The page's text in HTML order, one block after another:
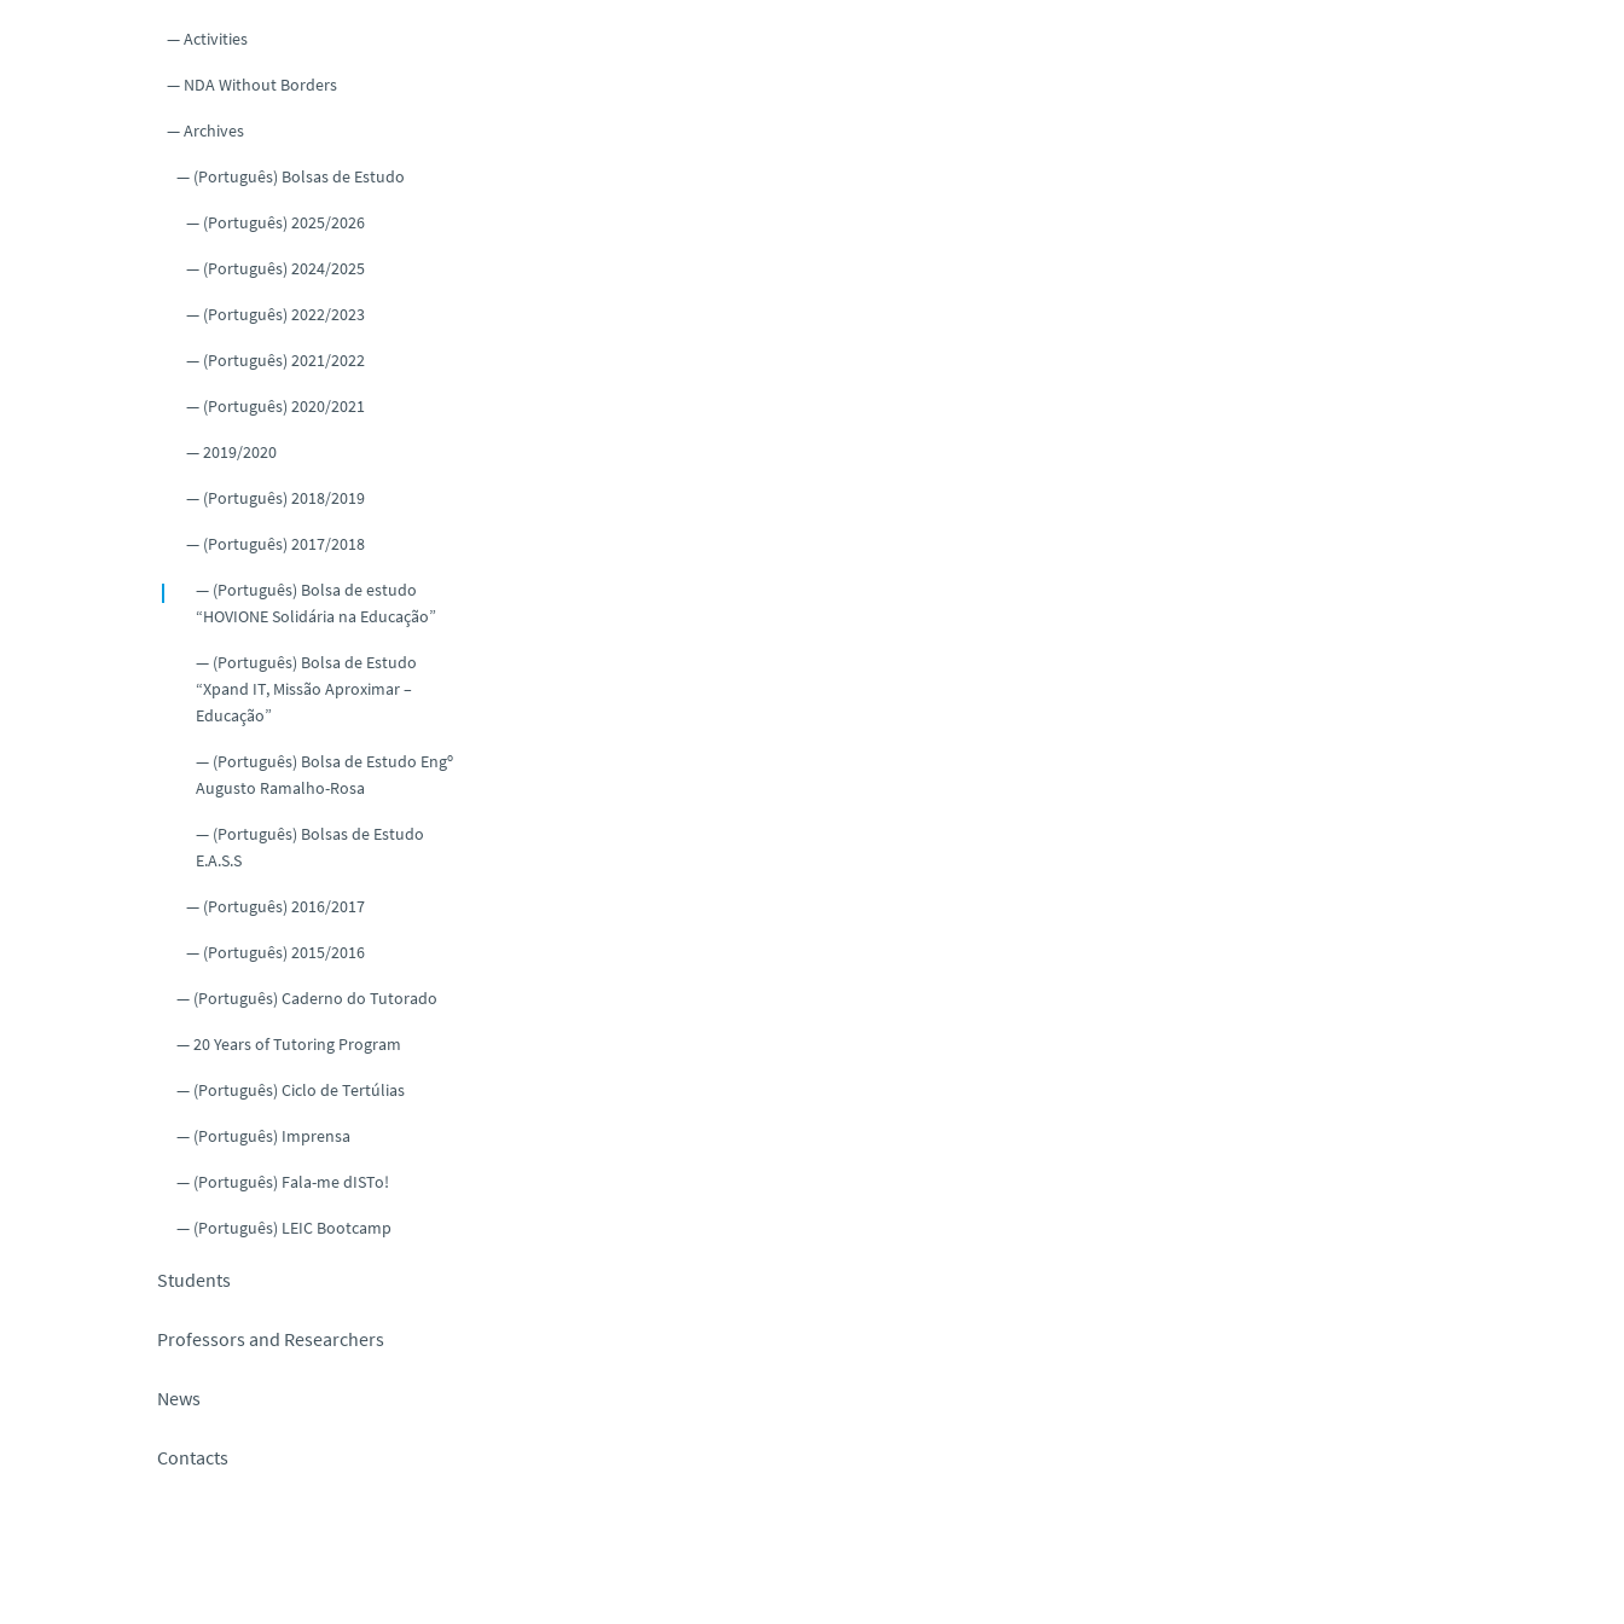
Activities
NDA Without Borders
Archives
(Português) Bolsas de Estudo
(Português) 2025/2026
(Português) 2024/2025
(Português) 2022/2023
(Português) 2021/2022
(Português) 2020/2021
2019/2020
(Português) 2018/2019
(Português) 2017/2018
(Português) Bolsa de estudo
“HOVIONE Solidária na Educação”
(Português) Bolsa de Estudo
“Xpand IT, Missão Aproximar –
Educação”
(Português) Bolsa de Estudo Engº
Augusto Ramalho-Rosa
(Português) Bolsas de Estudo
E.A.S.S
(Português) 2016/2017
(Português) 2015/2016
(Português) Caderno do Tutorado
20 Years of Tutoring Program
(Português) Ciclo de Tertúlias
(Português) Imprensa
(Português) Fala-me dISTo!
(Português) LEIC Bootcamp
Students
Professors and Researchers
News
Contacts